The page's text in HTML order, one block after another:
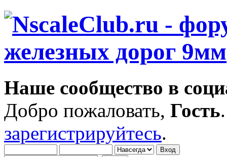
Наше сообщество в
Добро пожаловать, Гость
зарегистрируйтесь.